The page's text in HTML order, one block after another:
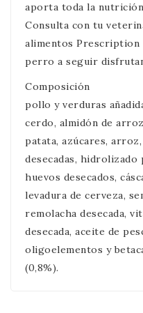
aporta toda la
Consulta con tu
alimentos Prescription
perro a seguir
Composición
pollo y verduras
cerdo, almidón de
patata, azúcares,
desecadas,
huevos desecados,
levadura de cerveza,
remolacha desecada,
desecada, aceite de
oligoelementos y
(0,8%).